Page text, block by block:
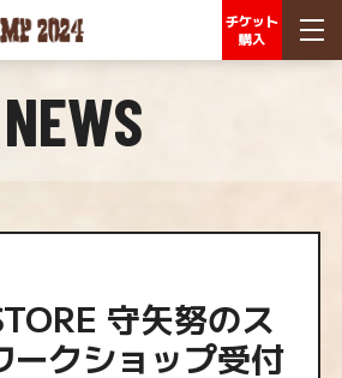
チケット
購入
NEWS
守矢努のス
ークショップ受付